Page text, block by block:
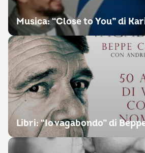
Musica: “Close to You” di
Libri: “Io vagabondo” di